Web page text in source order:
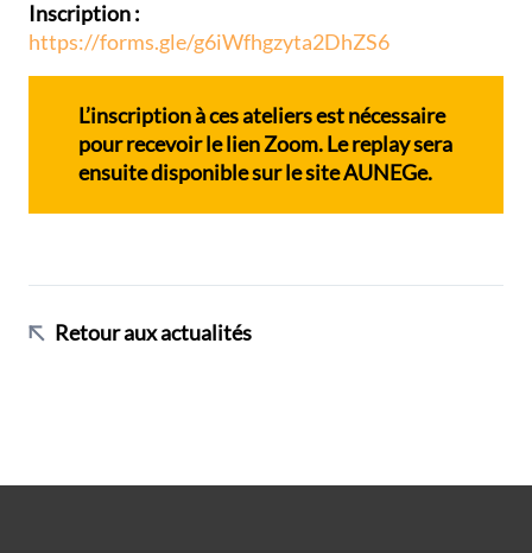
Inscription :
https://forms.gle/g6iWfhgzyta2DhZS6
L’inscription à ces ateliers est nécessaire
pour recevoir le lien Zoom. Le replay sera
ensuite disponible sur le site AUNEGe.
Retour aux actualités